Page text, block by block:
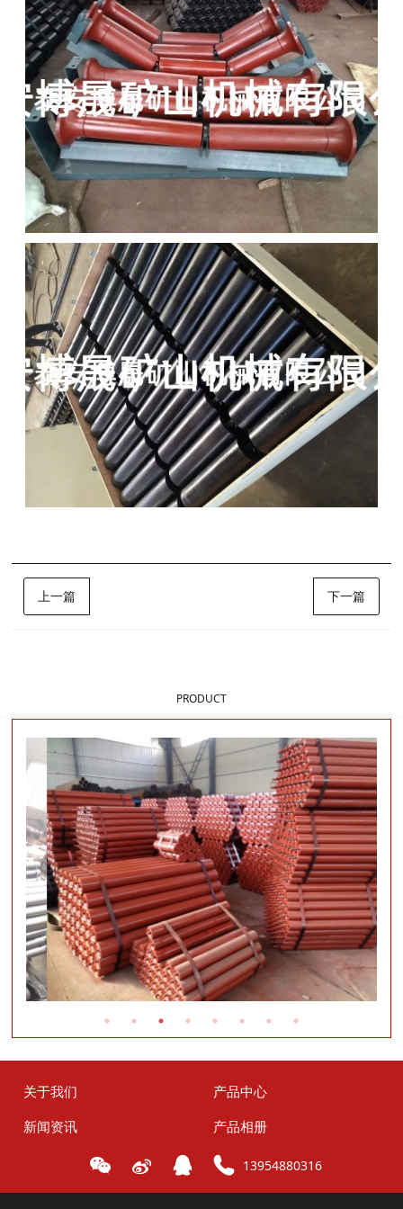
上一篇 下一篇
PRODUCT
关于我们
产品中心
新闻资讯
产品相册
13954880316